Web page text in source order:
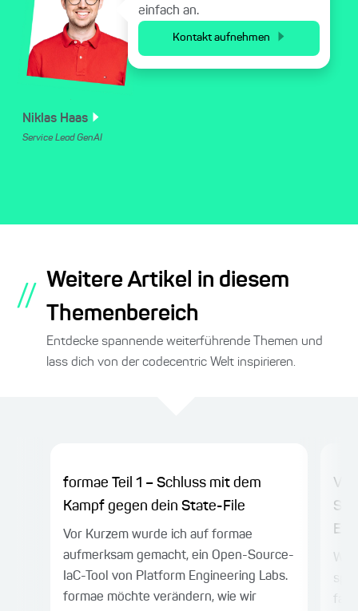
Niklas Haas
Service Lead GenAI
einfach an.
Kontakt aufnehmen
//
Weitere Artikel in diesem
Themenbereich
Entdecke spannende weiterführende Themen und
lass dich von der codecentric Welt inspirieren.
formae Teil 1 – Schluss mit dem
Kampf gegen dein State-File
Vor Kurzem wurde ich auf formae
aufmerksam gemacht, ein Open-Source-
IaC-Tool von Platform Engineering Labs.
formae möchte verändern, wie wir
fast